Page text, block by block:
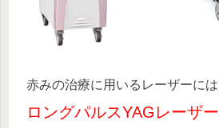
赤みの治療に用いるレーザーには
ロングパルスYAGレーザー